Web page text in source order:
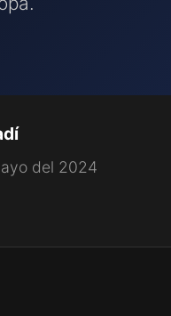
del 2024